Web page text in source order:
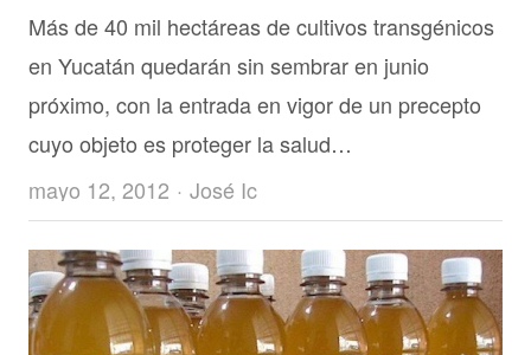
Más de 40 mil hectáreas de cultivos transgénicos
en Yucatán quedarán sin sembrar en junio
próximo, con la entrada en vigor de un precepto
cuyo objeto es proteger la salud…
mayo 12, 2012
Author
José Ic